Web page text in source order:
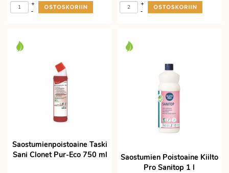
-
+
-
+
Saostumienpoistoaine Taski
Sani Clonet Pur-Eco 750 ml
Saostumien Poistoaine Kiilto
Pro Sanitop 1 l